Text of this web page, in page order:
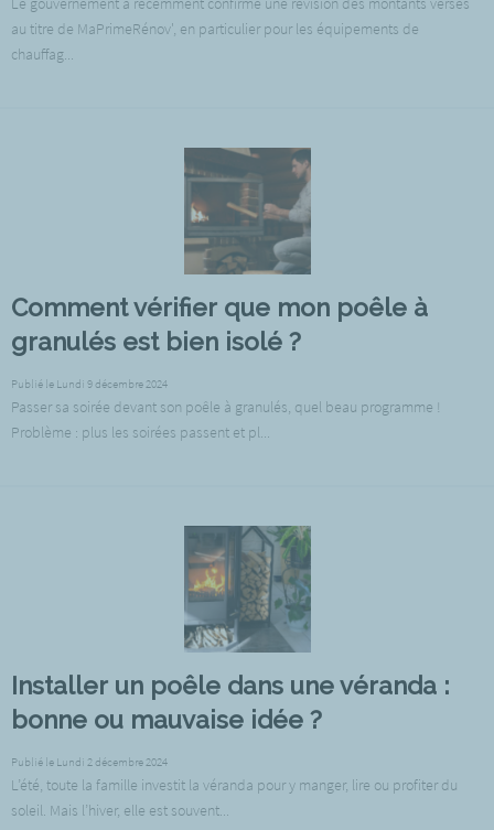
au titre de MaPrimeRénov', en particulier pour les équipements de
chauffag...
Comment vérifier que mon poêle à
granulés est bien isolé ?
Publié le Lundi 9 décembre 2024
Passer sa soirée devant son poêle à granulés, quel beau programme !
Problème : plus les soirées passent et pl...
Installer un poêle dans une véranda :
bonne ou mauvaise idée ?
Publié le Lundi 2 décembre 2024
L’été, toute la famille investit la véranda pour y manger, lire ou profiter du
soleil. Mais l’hiver, elle est souvent...